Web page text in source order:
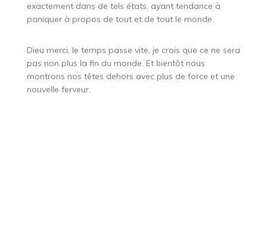
exactement dans de tels états, ayant tendance à
paniquer à propos de tout et de tout le monde.
Dieu merci, le temps passe vite, je crois que ce ne sera
pas non plus la fin du monde. Et bientôt nous
montrons nos têtes dehors avec plus de force et une
nouvelle ferveur.